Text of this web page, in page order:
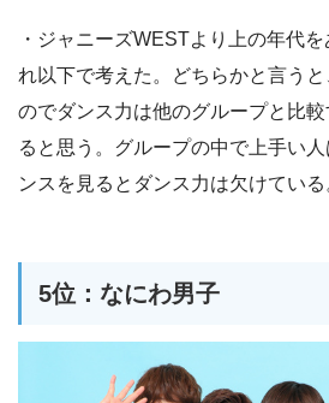
・ジャニーズWESTより上の年代
れ以下で考えた。どちらかと言う
のでダンス力は他のグループと比
ると思う。グループの中で上手い
ンスを見るとダンス力は欠けている
5位：なにわ男子